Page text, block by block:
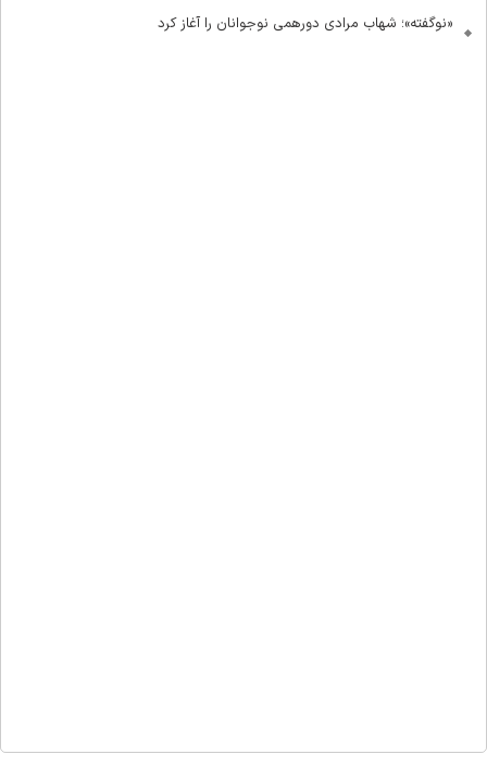
«نوگفته»؛ شهاب مرادی دورهمی نوجوانان را آغاز کرد